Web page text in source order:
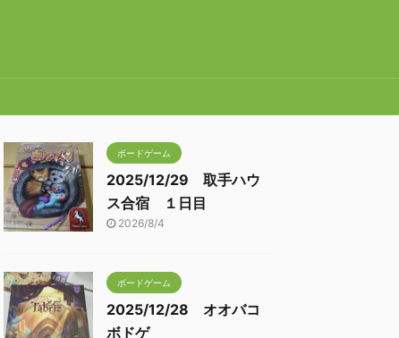
ボードゲーム
2025/12/29 取手ハウ
ス合宿 １日目
2026/8/4
ボードゲーム
2025/12/28 オオバコ
ボドゲ